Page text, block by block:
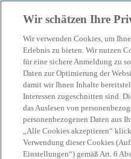
menu search
Unser Blog
Ihre
Wir schätzen Ihre
Wir verwenden Cookies, um
Erlebnis zu bieten. Wir nutzen
für eine sichere Anmeldung zu
Daten zur Optimierung der
damit wir Ihnen Inhalte
Interessen zugeschnitten sind.
das Auslesen von
personenbezogenen Daten aus
„Alle Cookies akzeptieren“
Verwendung dieser Cookies
Einstellungen“) gemäß Art. 6